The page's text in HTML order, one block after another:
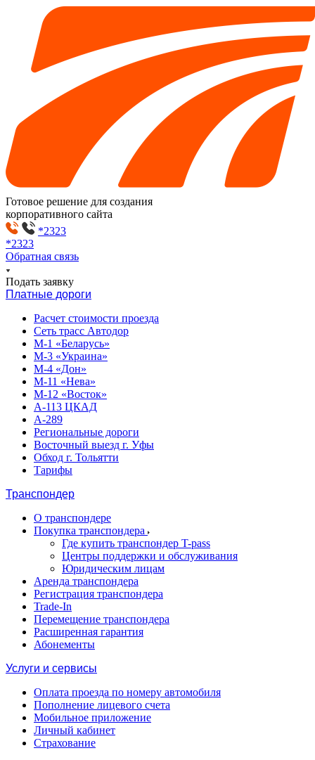
Готовое решение для создания
корпоративного сайта
*2323
*2323
Обратная связь
Подать заявку
Платные дороги
Расчет стоимости проезда
Сеть трасс Автодор
М-1 «Беларусь»
М-3 «Украина»
М-4 «Дон»
М-11 «Нева»
М-12 «Восток»
А-113 ЦКАД
А-289
Региональные дороги
Восточный выезд г. Уфы
Обход г. Тольятти
Тарифы
Транспондер
О транспондере
Покупка транспондера
Где купить транспондер T-pass
Центры поддержки и обслуживания
Юридическим лицам
Аренда транспондера
Регистрация транспондера
Trade-In
Перемещение транспондера
Расширенная гарантия
Абонементы
Услуги и сервисы
Оплата проезда по номеру автомобиля
Пополнение лицевого счета
Мобильное приложение
Личный кабинет
Страхование